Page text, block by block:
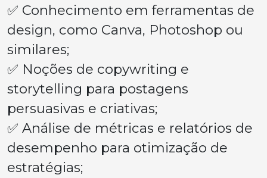
✅ Conhecimento em ferramentas de
design, como Canva, Photoshop ou
similares;
✅ Noções de copywriting e
storytelling para postagens
persuasivas e criativas;
✅ Análise de métricas e relatórios de
desempenho para otimização de
estratégias;